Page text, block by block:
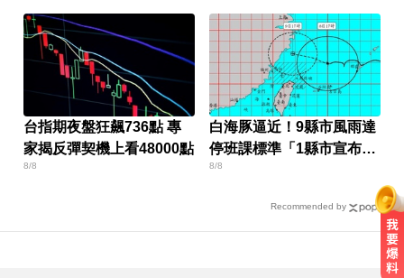
台指期夜盤狂飆736點 專
家揭反彈契機上看48000點
8/8
白海豚逼近！9縣市風雨達
停班課標準「1縣市宣布
了」
8/8
Recommended by